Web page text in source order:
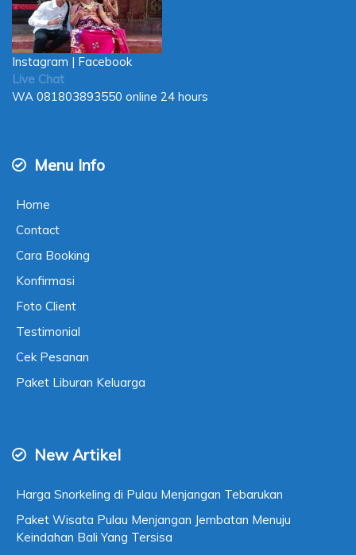
Instagram | Facebook
Live Chat
WA 081803893550 online 24 hours
Menu Info
Home
Contact
Cara Booking
Konfirmasi
Foto Client
Testimonial
Cek Pesanan
Paket Liburan Keluarga
New Artikel
Harga Snorkeling di Pulau Menjangan Tebarukan
Paket Wisata Pulau Menjangan Jembatan Menuju
Keindahan Bali Yang Tersisa